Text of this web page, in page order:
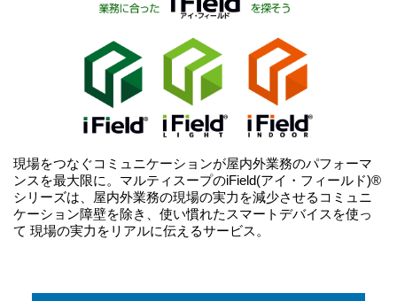
現場をつなぐコミュニケーションが屋内外業務のパフォーマ
ンスを最大限に。マルティスープのiField(アイ・フィールド)®
シリーズは、屋内外業務の現場の実力を減少させるコミュニ
ケーション障壁を除き、使い慣れたスマートデバイスを使っ
て 現場の実力をリアルに伝えるサービス。